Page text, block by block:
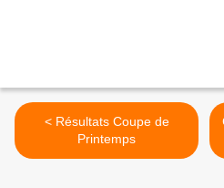
< Résultats Coupe de
Printemps